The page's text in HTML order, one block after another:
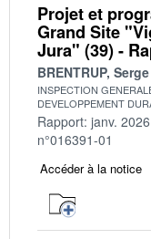
Projet et
Grand Site
Jura" (39) -
BRENTRUP, Serge
INSPECTION
DEVELOPPEMENT
Rapport: janv. 2026
n°016391-01
Accéder à la notice